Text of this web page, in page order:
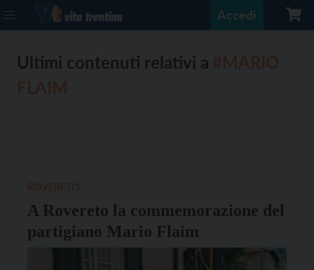
Accedi
Ultimi contenuti relativi a
A Rovereto la commemorazione del
partigiano Mario Flaim